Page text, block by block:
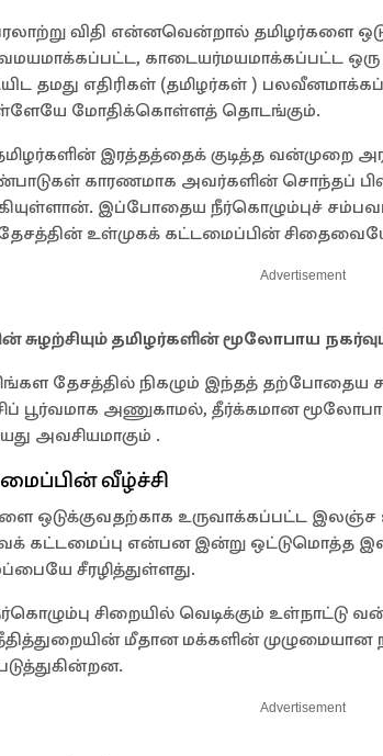
விதி என்னவென்றால் தமிழர்களை
காடையர்மயமாக்கப்பட்ட ஒரு
தமது எதிரிகள் (தமிழர்கள் )
மோதிக்கொள்ளத் தொடங்கும்.
இரத்தத்தைக் குடித்த வன்முறை
காரணமாக அவர்களின் சொந்தப்
இப்போதைய நீர்கொழும்புச்
உள்முகக் கட்டமைப்பின்
Advertisement
சுழற்சியும் தமிழர்களின் மூலோபாய
தேசத்தில் நிகழும் இந்தத் தற்போதைய
பூர்வமாக அணுகாமல், தீர்க்கமான
அவசியமாகும் .
வீழ்ச்சி
ஒடுக்குவதற்காக உருவாக்கப்பட்ட
கட்டமைப்பு என்பன இன்று ஒட்டுமொத்த
சீரழித்துள்ளது.
சிறையில் வெடிக்கும்
மீதான மக்களின்
Advertisement